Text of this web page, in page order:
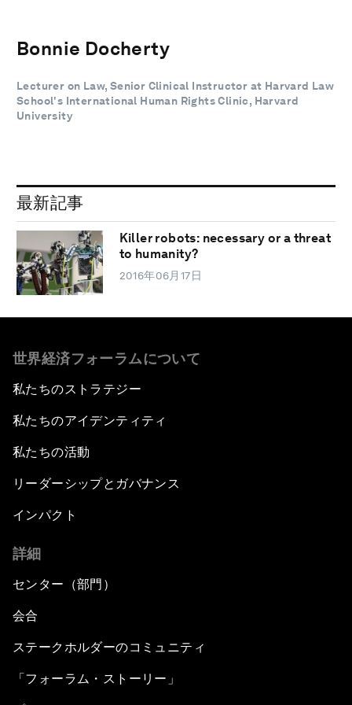
Bonnie Docherty
Lecturer on Law, Senior Clinical Instructor at Harvard Law
School's International Human Rights Clinic, Harvard
University
最新記事
Killer robots: necessary or a threat
to humanity?
2016年06月17日
世界経済フォーラムについて
私たちのストラテジー
私たちのアイデンティティ
私たちの活動
リーダーシップとガバナンス
インパクト
詳細
センター（部門）
会合
ステークホルダーのコミュニティ
「フォーラム・ストーリー」